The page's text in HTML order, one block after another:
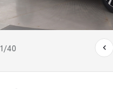
1/40